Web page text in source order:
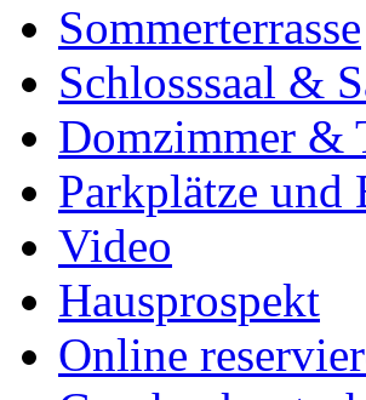
Sommerterrasse
Schlosssaal &
Domzimmer &
Parkplätze und
Video
Hausprospekt
Online